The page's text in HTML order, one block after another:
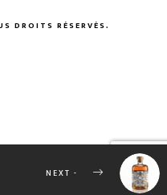
NEXT -
DROITS RÉSERVÉS.